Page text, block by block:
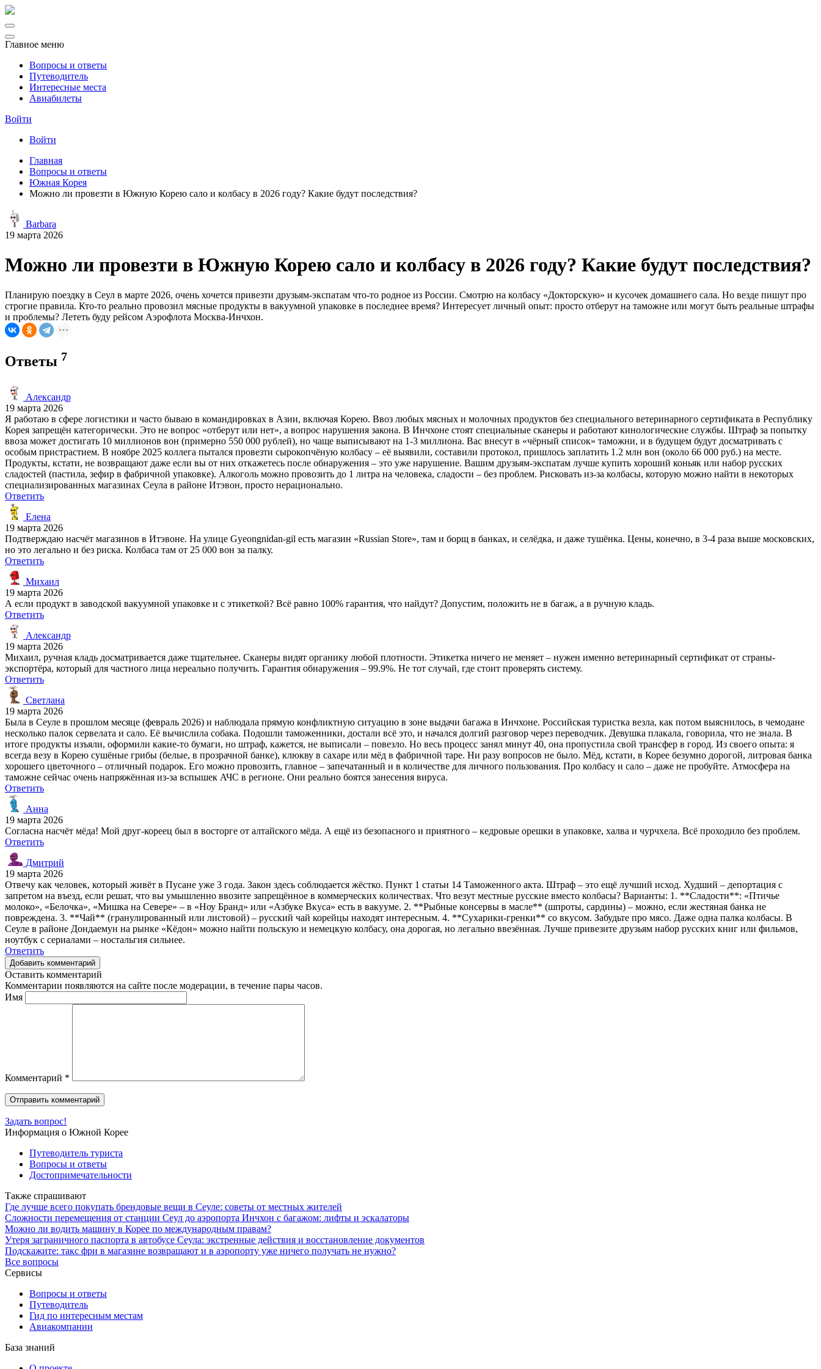
Главное меню
Вопросы и ответы
Путеводитель
Интересные места
Авиабилеты
Войти
Войти
Главная
Вопросы и ответы
Южная Корея
Можно ли провезти в Южную Корею сало и колбасу в 2026 году? Какие будут последствия?
Barbara
19 марта 2026
Можно ли провезти в Южную Корею сало и колбасу в 2026 году? Какие будут последствия?
Планирую поездку в Сеул в марте 2026, очень хочется привезти друзьям-экспатам что-то родное из России. Смотрю на колбасу «Докторскую» и кусочек домашнего сала. Но везде пишут про
строгие правила. Кто-то реально провозил мясные продукты в вакуумной упаковке в последнее время? Интересует личный опыт: просто отберут на таможне или могут быть реальные штрафы
и проблемы? Лететь буду рейсом Аэрофлота Москва-Инчхон.
Ответы 7
Александр
19 марта 2026
Я работаю в сфере логистики и часто бываю в командировках в Азии, включая Корею. Ввоз любых мясных и молочных продуктов без специального ветеринарного сертификата в Республику
Корея запрещён категорически. Это не вопрос «отберут или нет», а вопрос нарушения закона. В Инчхоне стоят специальные сканеры и работают кинологические службы. Штраф за попытку
ввоза может достигать 10 миллионов вон (примерно 550 000 рублей), но чаще выписывают на 1-3 миллиона. Вас внесут в «чёрный список» таможни, и в будущем будут досматривать с
особым пристрастием. В ноябре 2025 коллега пытался провезти сырокопчёную колбасу – её выявили, составили протокол, пришлось заплатить 1.2 млн вон (около 66 000 руб.) на месте.
Продукты, кстати, не возвращают даже если вы от них откажетесь после обнаружения – это уже нарушение. Вашим друзьям-экспатам лучше купить хороший коньяк или набор русских
сладостей (пастила, зефир в фабричной упаковке). Алкоголь можно провозить до 1 литра на человека, сладости – без проблем. Рисковать из-за колбасы, которую можно найти в некоторых
специализированных магазинах Сеула в районе Итэвон, просто нерационально.
Ответить
Елена
19 марта 2026
Подтверждаю насчёт магазинов в Итэвоне. На улице Gyeongnidan-gil есть магазин «Russian Store», там и борщ в банках, и селёдка, и даже тушёнка. Цены, конечно, в 3-4 раза выше московских,
но это легально и без риска. Колбаса там от 25 000 вон за палку.
Ответить
Михаил
19 марта 2026
А если продукт в заводской вакуумной упаковке и с этикеткой? Всё равно 100% гарантия, что найдут? Допустим, положить не в багаж, а в ручную кладь.
Ответить
Александр
19 марта 2026
Михаил, ручная кладь досматривается даже тщательнее. Сканеры видят органику любой плотности. Этикетка ничего не меняет – нужен именно ветеринарный сертификат от страны-
экспортёра, который для частного лица нереально получить. Гарантия обнаружения – 99.9%. Не тот случай, где стоит проверять систему.
Ответить
Светлана
19 марта 2026
Была в Сеуле в прошлом месяце (февраль 2026) и наблюдала прямую конфликтную ситуацию в зоне выдачи багажа в Инчхоне. Российская туристка везла, как потом выяснилось, в чемодане
несколько палок сервелата и сало. Её вычислила собака. Подошли таможенники, достали всё это, и начался долгий разговор через переводчик. Девушка плакала, говорила, что не знала. В
итоге продукты изъяли, оформили какие-то бумаги, но штраф, кажется, не выписали – повезло. Но весь процесс занял минут 40, она пропустила свой трансфер в город. Из своего опыта: я
всегда везу в Корею сушёные грибы (белые, в прозрачной банке), клюкву в сахаре или мёд в фабричной таре. Ни разу вопросов не было. Мёд, кстати, в Корее безумно дорогой, литровая банка
хорошего цветочного – отличный подарок. Его можно провозить, главное – запечатанный и в количестве для личного пользования. Про колбасу и сало – даже не пробуйте. Атмосфера на
таможне сейчас очень напряжённая из-за вспышек АЧС в регионе. Они реально боятся занесения вируса.
Ответить
Анна
19 марта 2026
Согласна насчёт мёда! Мой друг-кореец был в восторге от алтайского мёда. А ещё из безопасного и приятного – кедровые орешки в упаковке, халва и чурчхела. Всё проходило без проблем.
Ответить
Дмитрий
19 марта 2026
Отвечу как человек, который живёт в Пусане уже 3 года. Закон здесь соблюдается жёстко. Пункт 1 статьи 14 Таможенного акта. Штраф – это ещё лучший исход. Худший – депортация с
запретом на въезд, если решат, что вы умышленно ввозите запрещённое в коммерческих количествах. Что везут местные русские вместо колбасы? Варианты: 1. **Сладости**: «Птичье
молоко», «Белочка», «Мишка на Севере» – в «Ноу Бранд» или «Азбуке Вкуса» есть в вакууме. 2. **Рыбные консервы в масле** (шпроты, сардины) – можно, если жестяная банка не
повреждена. 3. **Чай** (гранулированный или листовой) – русский чай корейцы находят интересным. 4. **Сухарики-гренки** со вкусом. Забудьте про мясо. Даже одна палка колбасы. В
Сеуле в районе Дондаемун на рынке «Кёдон» можно найти польскую и немецкую колбасу, она дорогая, но легально ввезённая. Лучше привезите друзьям набор русских книг или фильмов,
ноутбук с сериалами – ностальгия сильнее.
Ответить
Добавить комментарий
Оставить комментарий
Комментарии появляются на сайте после модерации, в течение пары часов.
Имя
Комментарий *
Задать вопрос!
Информация о Южной Корее
Путеводитель туриста
Вопросы и ответы
Достопримечательности
Также спрашивают
Где лучше всего покупать брендовые вещи в Сеуле: советы от местных жителей
Сложности перемещения от станции Сеул до аэропорта Инчхон с багажом: лифты и эскалаторы
Можно ли водить машину в Корее по международным правам?
Утеря заграничного паспорта в автобусе Сеула: экстренные действия и восстановление документов
Подскажите: такс фри в магазине возвращают и в аэропорту уже ничего получать не нужно?
Все вопросы
Сервисы
Вопросы и ответы
Путеводитель
Гид по интересным местам
Авиакомпании
База знаний